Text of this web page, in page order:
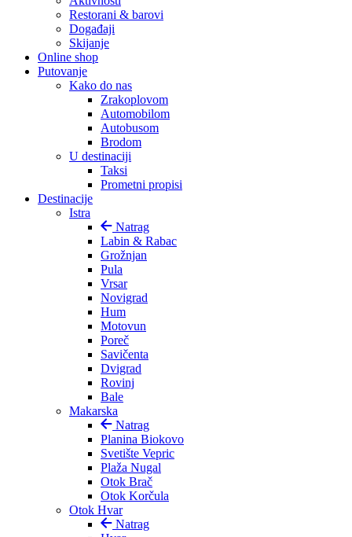
Restorani & barovi
Događaji
Skijanje
Online shop
Putovanje
Kako do nas
Zrakoplovom
Automobilom
Autobusom
Brodom
U destinaciji
Taksi
Prometni propisi
Destinacije
Istra
Natrag
Labin & Rabac
Grožnjan
Pula
Vrsar
Novigrad
Hum
Motovun
Poreč
Savičenta
Dvigrad
Rovinj
Bale
Makarska
Natrag
Planina Biokovo
Svetište Vepric
Plaža Nugal
Otok Brač
Otok Korčula
Otok Hvar
Natrag